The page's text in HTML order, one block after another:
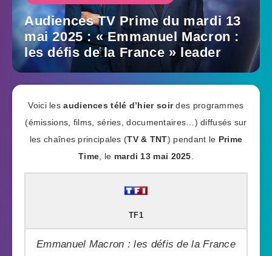
Audiences TV Prime du mardi 13
mai 2025 : « Emmanuel Macron :
les défis de la France » leader
Voici lesaudiences télé d’hier soirdes programmes
(émissions, films, séries, documentaires…) diffusés sur
les chaînes principales (TV & TNT) pendant le Prime
Time , le mardi 13 mai 2025
TF1
Emmanuel Macron : les défis de la France